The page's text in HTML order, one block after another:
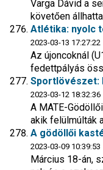
Varga Dávid a
követően
Atlétika: nyolc
2023-03-13 17:27:22
Az újoncoknál
fedettpályás
Sportlövészet:
2023-03-12 18:32:36
A MATE-
akik felülmúlták
A gödöllői
2023-03-09 10:39:53
Március 18-án,